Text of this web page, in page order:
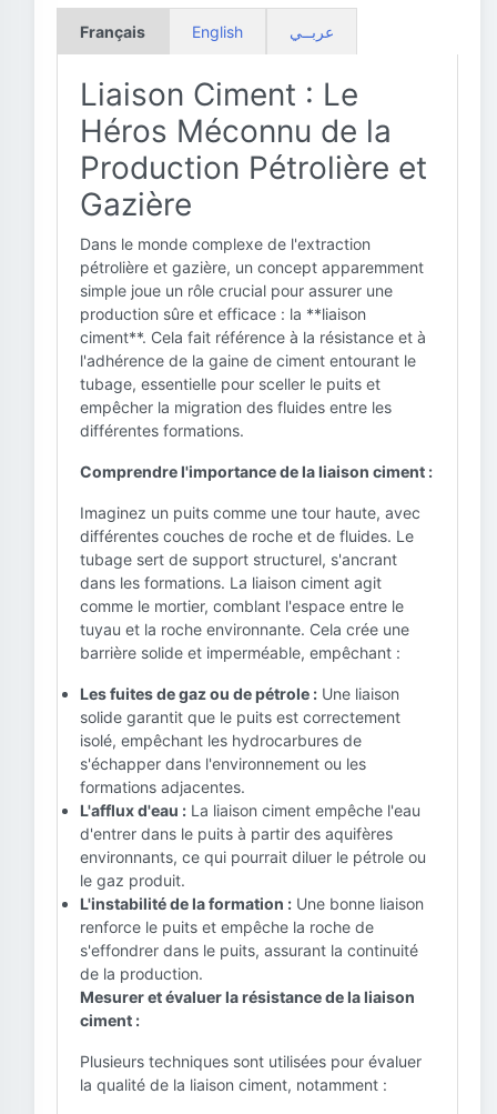
Français English عربــي
Liaison Ciment : Le
Héros Méconnu de la
Production Pétrolière et
Gazière
Dans le monde complexe de l'extraction
pétrolière et gazière, un concept apparemment
simple joue un rôle crucial pour assurer une
production sûre et efficace : la **liaison
ciment**. Cela fait référence à la résistance et à
l'adhérence de la gaine de ciment entourant le
tubage, essentielle pour sceller le puits et
empêcher la migration des fluides entre les
différentes formations.
Comprendre l'importance de la liaison ciment :
Imaginez un puits comme une tour haute, avec
différentes couches de roche et de fluides. Le
tubage sert de support structurel, s'ancrant
dans les formations. La liaison ciment agit
comme le mortier, comblant l'espace entre le
tuyau et la roche environnante. Cela crée une
barrière solide et imperméable, empêchant :
Les fuites de gaz ou de pétrole : Une liaison
solide garantit que le puits est correctement
isolé, empêchant les hydrocarbures de
s'échapper dans l'environnement ou les
formations adjacentes.
L'afflux d'eau : La liaison ciment empêche l'eau
d'entrer dans le puits à partir des aquifères
environnants, ce qui pourrait diluer le pétrole ou
le gaz produit.
L'instabilité de la formation : Une bonne liaison
renforce le puits et empêche la roche de
s'effondrer dans le puits, assurant la continuité
de la production.
Mesurer et évaluer la résistance de la liaison
ciment :
Plusieurs techniques sont utilisées pour évaluer
la qualité de la liaison ciment, notamment :